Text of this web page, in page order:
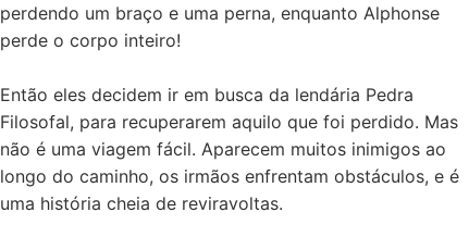
perdendo um braço e uma perna, enquanto Alphonse
perde o corpo inteiro!
Então eles decidem ir em busca da lendária Pedra
Filosofal, para recuperarem aquilo que foi perdido. Mas
não é uma viagem fácil. Aparecem muitos inimigos ao
longo do caminho, os irmãos enfrentam obstáculos, e é
uma história cheia de reviravoltas.